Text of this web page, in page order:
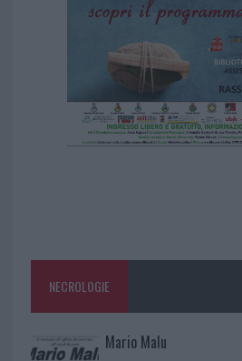
NECROLOGIE
Mario Malu